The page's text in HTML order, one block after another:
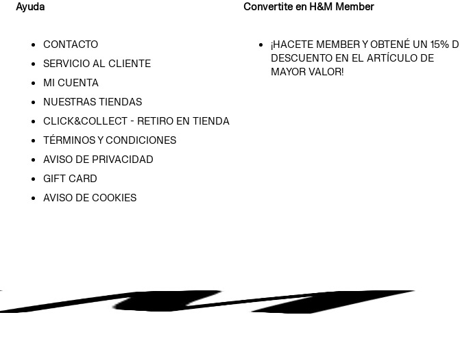
Ayuda
CONTACTO
SERVICIO AL CLIENTE
MI CUENTA
NUESTRAS TIENDAS
CLICK&COLLECT - RETIRO EN TIENDA
TÉRMINOS Y CONDICIONES
AVISO DE PRIVACIDAD
GIFT CARD
AVISO DE COOKIES
Convertite en H&M Member
¡HACETE MEMBER Y OBTENÉ UN 15%
DESCUENTO EN EL ARTÍCULO DE
MAYOR VALOR!